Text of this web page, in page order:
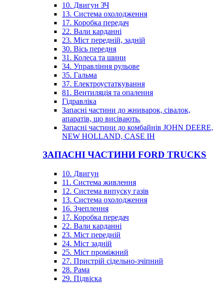
10. Двигун ЗЧ
13. Система охолодження
17. Коробка передач
22. Вали карданні
23. Міст передній, задній
30. Вісь передня
31. Колеса та шини
34. Управління рульове
35. Гальма
37. Електроустаткування
81. Вентиляція та опалення
Гідравліка
Запасні частини до жниварок, сівалок,
апаратів, що висівають.
Запасні частини до комбайнів JOHN DEERE,
NEW HOLLAND, CASE IH
ЗАПАСНІ ЧАСТИНИ FORD TRUCKS
10. Двигун
11. Система живлення
12. Система випуску газів
13. Система охолодження
16. Зчеплення
17. Коробка передач
22. Вали карданні
23. Міст передній
24. Міст задній
25. Міст проміжний
27. Пристрій сідельно-зчіпний
28. Рама
29. Підвіска